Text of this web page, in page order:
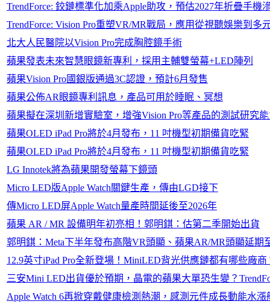
TrendForce: 鉸鏈標準化加乘Apple助攻，預估2027年折疊手機
TrendForce: Vision Pro重塑VR/MR戰局，應用從視聽娛樂到多
北大人民醫院以Vision Pro完成胸腔鏡手術
蘋果發表未來智慧眼鏡新專利，採用主輔雙螢幕+LED陣列
蘋果Vision Pro國銀版通過3C認證，預計6月發售
蘋果公佈AR眼鏡專利訊息，產品可用於睡眠、冥想
蘋果擬在深圳新增實驗室，增強Vision Pro等產品的測試研究
蘋果OLED iPad Pro將於4月發布，11 吋機型初期備貨吃緊
蘋果OLED iPad Pro將於4月發布，11 吋機型初期備貨吃緊
LG Innotek將為蘋果開發螢幕下鏡頭
Micro LED版Apple Watch關鍵生產，傳由LGD接下
傳Micro LED屏Apple Watch量產時間延後至2026年
蘋果 AR / MR 設備明年初亮相！郭明錤：估第二季開始出貨
郭明錤：Meta下半年發布高階VR頭顯、蘋果AR/MR頭顯延期
12.9英寸iPad Pro全新登場！MiniLED背光供應鏈都有哪些廠商
三安Mini LED出貨優於預期，晶電的蘋果大單恐生變？
Apple Watch 6再掀穿戴健康檢測熱潮，感測元件成長動能水漲